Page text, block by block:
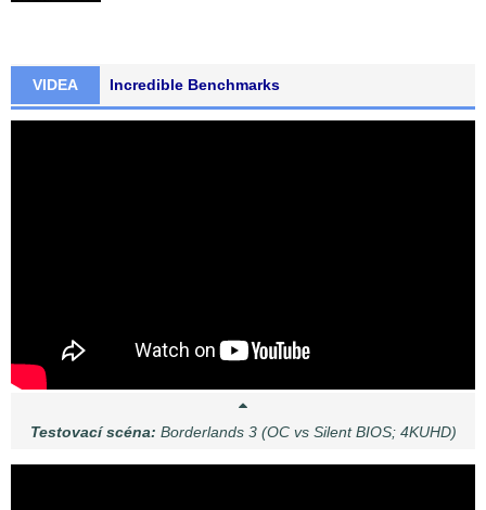
VIDEA Incredible Benchmarks
Testovací scéna: Borderlands 3 (OC vs Silent BIOS; 4KUHD)